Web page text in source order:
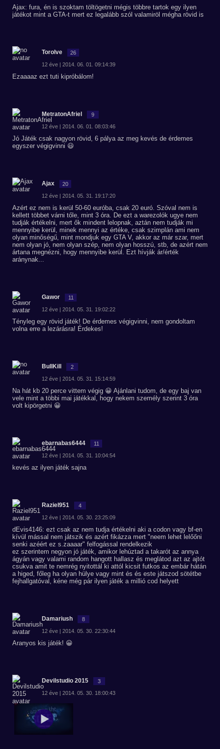
Ajax: fura, én is szoktam töltögetni mégis többre tartok egy ilyen
játékot mint a GTA-t mert ez legalább szól valamiröl mégha rövid is
Torolve 26
12 éve | 2014. 06. 01. 09:14:39
Ezaaaaz ezt tuti kipróbálom!
MetratonAfriel 9
12 éve | 2014. 06. 01. 08:03:46
Jó Játék csak nagyon rövid, 6 pálya az meg kevés de érdemes
egyszer végigvinni 😃
Ajax 20
12 éve | 2014. 05. 31. 19:17:20
Azért ez nem is kerül 50-60 euróba, csak 20 euró. Szóval nem is
kellett többet várni tőle, mint 3 óra. De ezt a warezolók ugye nem
tudják értékelni, mert ők mindent lelopnak, aztán nem tudják mi
mennyibe kerül, minek mennyi az értéke, csak szimplán ami nem
olyan minőségű, mint mondjuk egy GTA V, akkor az már szar, mert
nem olyan jó, nem olyan szép, nem olyan hosszú, stb, de azért nem
ártana megnézni, hogy mennyibe kerül. Ezt hívják ár/érték
aránynak...
Gawor 11
12 éve | 2014. 05. 31. 19:02:22
Tényleg egy rövid játék! De érdemes végigvinni, nem gondoltam
volna erre a lezárásra! Érdekes!
BullKill 2
12 éve | 2014. 05. 31. 15:14:59
Na hát kb 20 perce vittem végig 😀 Ajánlani tudom, de egy baj van
vele mint a többi mai játékkal, hogy nekem személy szerint 3 óra
volt kipörgetni 😀
ebarnabas6444 11
12 éve | 2014. 05. 31. 10:04:54
kevés az ilyen játék sajna
Raziel951 4
12 éve | 2014. 05. 30. 23:25:09
dEvis4146: ezt csak az nem tudja értékelni aki a codon vagy bf-en
kívül mással nem játszik és azért fikázza mert "neem lehet lelőőni
senki azéért ez s.zaaaar" felfogással rendelkezik
ez szerintem negyon jó játék, amikor lehúztad a takarót az annya
ágyán vagy valami random hangott hallasz és meglátod azt az ajtót
csukva amit te nemrég nyitottál ki attól kicsit futkos az embár hátán
a higed, főleg ha olyan hülye vagy mint és és este játszod sötétbe
fejhallgatóval, kéne még pár ilyen játék a millió cod helyett
Damariush 8
12 éve | 2014. 05. 30. 22:30:44
Aranyos kis játék! 😀
Devilstudio 2015 3
12 éve | 2014. 05. 30. 18:00:43